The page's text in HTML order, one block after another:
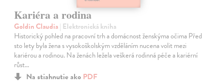
Kariéra a rodina
Goldin Claudia| Elektronická kniha
Historický pohled na pracovní trh a domácnost ženskýma očima Před
sto lety byla žena s vysokoškolským vzděláním nucena volit mezi
kariérou a rodinou. Na ženách ležela veškerá rodinná péče a kariérní
růst…
Na stiahnutie ako PDF